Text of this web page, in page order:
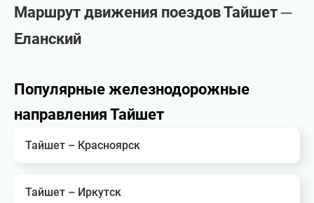
Маршрут движения поездов Тайшет ─
Еланский
Популярные железнодорожные
направления Тайшет
Тайшет – Красноярск
Тайшет – Иркутск